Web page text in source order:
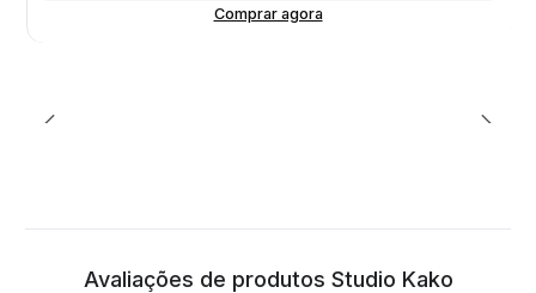
Comprar agora
Avaliações de produtos Studio Kako